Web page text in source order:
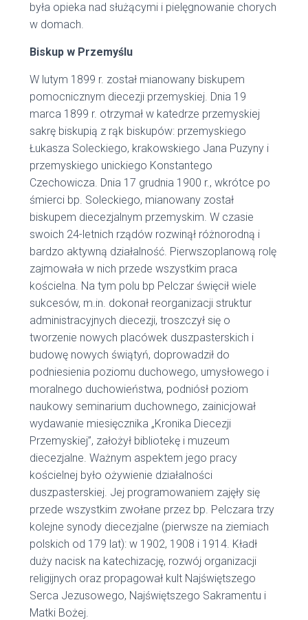
była opieka nad służącymi i pielęgnowanie chorych
w domach.
Biskup w Przemyślu
W lutym 1899 r. został mianowany biskupem
pomocnicznym diecezji przemyskiej. Dnia 19
marca 1899 r. otrzymał w katedrze przemyskiej
sakrę biskupią z rąk biskupów: przemyskiego
Łukasza Soleckiego, krakowskiego Jana Puzyny i
przemyskiego unickiego Konstantego
Czechowicza. Dnia 17 grudnia 1900 r., wkrótce po
śmierci bp. Soleckiego, mianowany został
biskupem diecezjalnym przemyskim. W czasie
swoich 24-letnich rządów rozwinął różnorodną i
bardzo aktywną działalność. Pierwszoplanową rolę
zajmowała w nich przede wszystkim praca
kościelna. Na tym polu bp Pelczar święcił wiele
sukcesów, m.in. dokonał reorganizacji struktur
administracyjnych diecezji, troszczył się o
tworzenie nowych placówek duszpasterskich i
budowę nowych świątyń, doprowadził do
podniesienia poziomu duchowego, umysłowego i
moralnego duchowieństwa, podniósł poziom
naukowy seminarium duchownego, zainicjował
wydawanie miesięcznika „Kronika Diecezji
Przemyskiej”, założył bibliotekę i muzeum
diecezjalne. Ważnym aspektem jego pracy
kościelnej było ożywienie działalności
duszpasterskiej. Jej programowaniem zajęły się
przede wszystkim zwołane przez bp. Pelczara trzy
kolejne synody diecezjalne (pierwsze na ziemiach
polskich od 179 lat): w 1902, 1908 i 1914. Kładł
duży nacisk na katechizację, rozwój organizacji
religijnych oraz propagował kult Najświętszego
Serca Jezusowego, Najświętszego Sakramentu i
Matki Bożej.